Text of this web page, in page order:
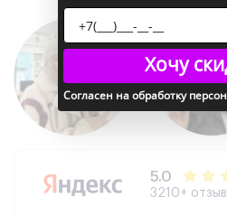
5.0
3210+
Хочу
Согласен на обработку